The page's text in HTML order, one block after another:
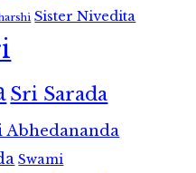
Sister Nivedita
Sri Sarada
Abhedananda
Swami